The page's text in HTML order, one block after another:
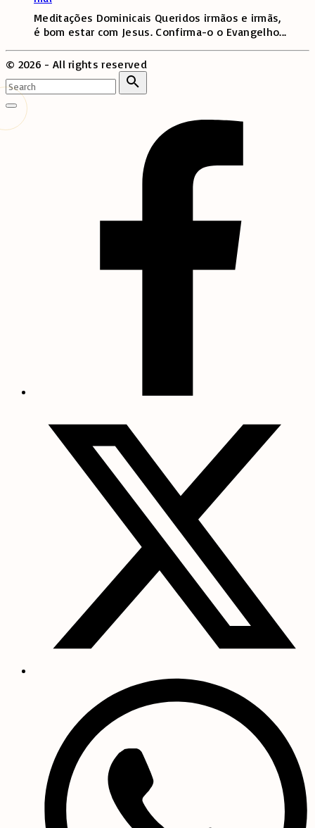
Meditações Dominicais Queridos irmãos e irmãs,
é bom estar com Jesus. Confirma-o o Evangelho...
© 2026 - All rights reserved
Search
Search
for:
Go
to
top